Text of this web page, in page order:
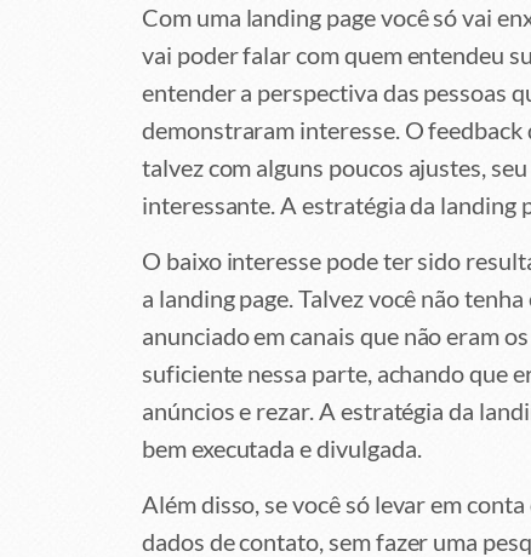
Com uma landing page você só vai
vai poder falar com quem entendeu
entender a perspectiva das pessoas
demonstraram interesse. O
talvez com alguns poucos ajustes,
interessante. A estratégia da landing
O baixo interesse pode ter sido
a landing page. Talvez você não
anunciado em canais que não eram
suficiente nessa parte, achando que
anúncios e rezar. A estratégia da
bem executada e divulgada.
Além disso, se você só levar em
dados de contato, sem fazer uma